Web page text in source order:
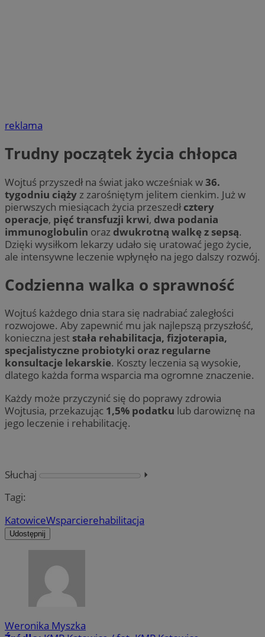
reklama
Trudny początek życia chłopca
Wojtuś przyszedł na świat jako wcześniak w36.
tygodniu ciążyz zarośniętym jelitem cienkim. Już w
pierwszych miesiącach życia przeszedłcztery
operacje, pięć transfuzji krwi, dwa podania
immunoglobulin oraz dwukrotną walkę z sepsą.
Dzięki wysiłkom lekarzy udało się uratować jego życie,
ale intensywne leczenie wpłynęło na jego dalszy rozwój.
Codzienna walka o sprawność
Wojtuś każdego dnia stara się nadrabiać zaległości
rozwojowe. Aby zapewnić mu jak najlepszą przyszłość,
konieczna jest stała rehabilitacja, fizjoterapia,
specjalistyczne probiotyki oraz regularne
konsultacje lekarskie. Koszty leczenia są wysokie,
dlatego każda forma wsparcia ma ogromne znaczenie.
Każdy może przyczynić się do poprawy zdrowia
Wojtusia, przekazując 1,5% podatku lub darowiznę na
jego leczenie i rehabilitację.
Słuchaj
⏵︎
Tagi:
KatowiceWsparcierehabilitacja
Udostępnij
Weronika Myszka